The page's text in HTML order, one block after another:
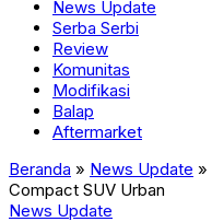
News Update
Serba Serbi
Review
Komunitas
Modifikasi
Balap
Aftermarket
Beranda » News Update »
Compact SUV Urban
News Update